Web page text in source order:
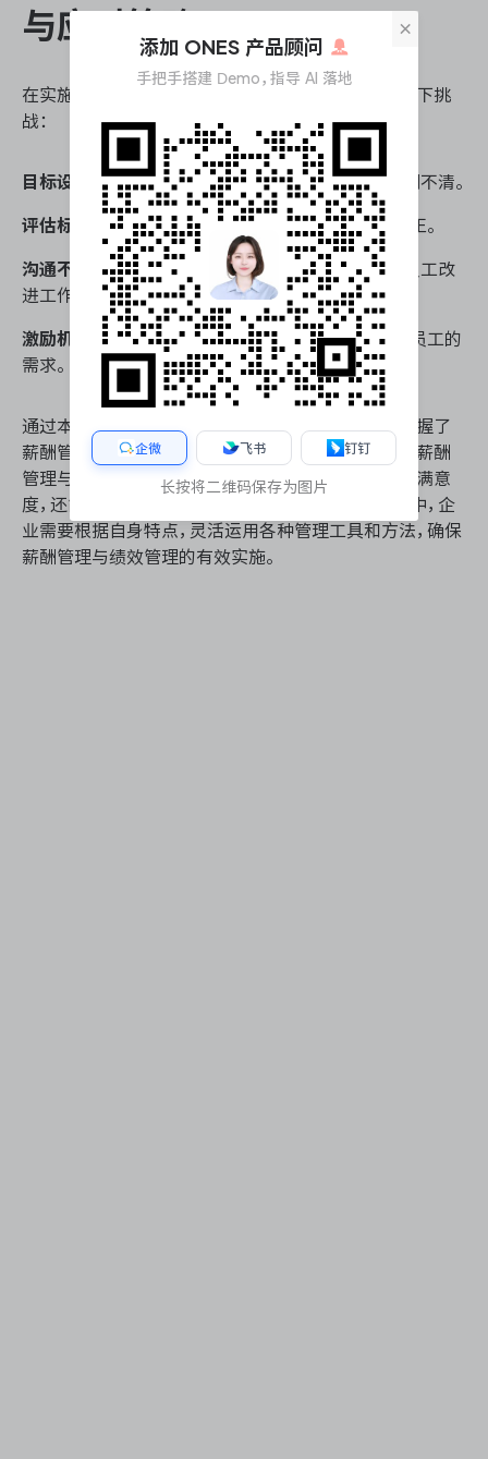
与应对策略
在实施薪酬管理与绩效管理过程中，企业可能面临以下挑
战：
目标设定不明确：目标设定应具体、可衡量，避免模糊不清。
评估标准不统一：建立统一的评估标准，确保公平公正。
沟通不畅： 加强内部沟通，及时反馈评估结果，帮助员工改
进工作。
激励机制不完善：设计多样化的激励机制，满足不同员工的
需求。
通过本文的详细介绍，相信项目管理从业人员已经掌握了
薪酬管理与绩效管理的基本方法和关键要素。有效的薪酬
管理与绩效管理，不仅能够提升员工的工作积极性和满意
度，还能提高企业的整体绩效和竞争力。在实际操作中，企
业需要根据自身特点，灵活运用各种管理工具和方法，确保
薪酬管理与绩效管理的有效实施。
×
添加 ONES 产品顾问
手把手搭建 Demo，指导 AI 落地
企微 飞书 钉钉
长按将二维码保存为图片